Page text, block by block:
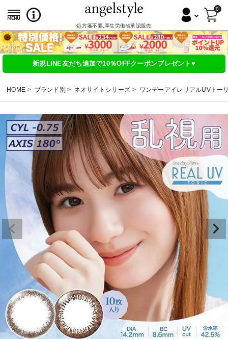
処方箋不要,厚生労働省承認販売
0
新規LINE友だち追加で10％OFFクーポンプレゼント♥
HOME ブランド別 ネオサイトシリーズ ワンデーアイレリアルUVトー